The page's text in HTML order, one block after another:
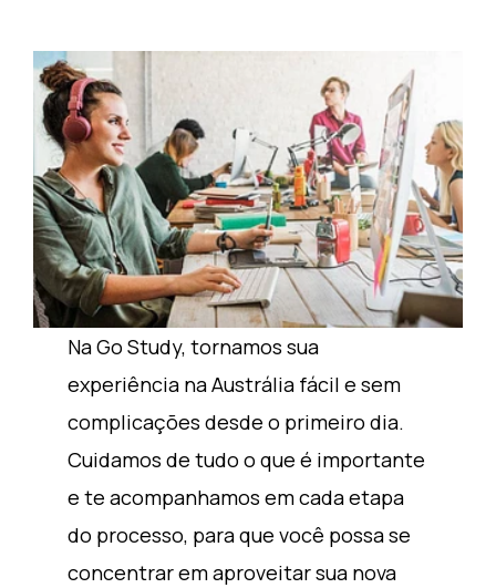
Na Go Study, tornamos sua
experiência na Austrália fácil e sem
complicações desde o primeiro dia.
Cuidamos de tudo o que é importante
e te acompanhamos em cada etapa
do processo, para que você possa se
concentrar em aproveitar sua nova